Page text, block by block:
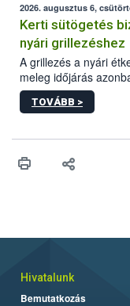
érésű szőlőkben is
védekezésre. Az
felhasználók
engedélyezett.
2026. augusztus 6,
Kerti sütögetés
nyári grillezéshez
A grillezés a nyári
meleg időjárás
gyorsabb
ezért nem csupán a
higiéniai szabályok
biztonsági Hivatal
TOVÁBB >
Hivatalunk
Bemutatkozás